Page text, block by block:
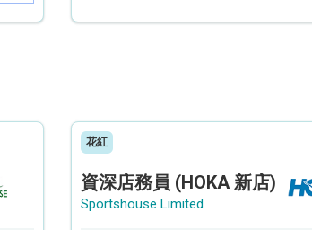
花紅
資深店務員 (HOKA 新店)
Sportshouse Limited